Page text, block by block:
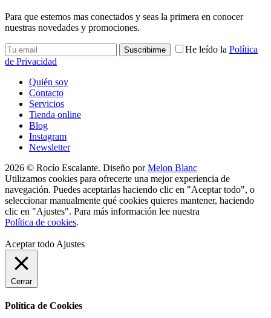
Para que estemos mas conectados y seas la primera en conocer
nuestras novedades y promociones.
He leído la Política
de Privacidad
Quién soy
Contacto
Servicios
Tienda online
Blog
Instagram
Newsletter
2026 © Rocío Escalante. Diseño porMelon Blanc
Utilizamos cookies para ofrecerte una mejor experiencia de
navegación. Puedes aceptarlas haciendo clic en "Aceptar todo", o
seleccionar manualmente qué cookies quieres mantener, haciendo
clic en "Ajustes". Para más información lee nuestra
Política de cookies.
Aceptar todo Ajustes
Cerrar
Política de Cookies